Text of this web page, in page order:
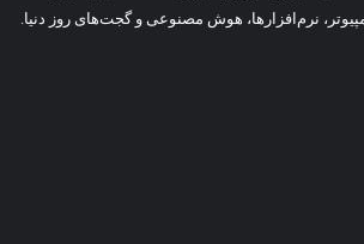
نرم‌افزارها، هوش مصنوعی و گجت‌های روز دنیا.